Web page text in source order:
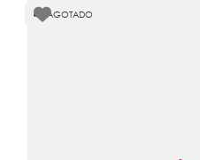
AGOTADO